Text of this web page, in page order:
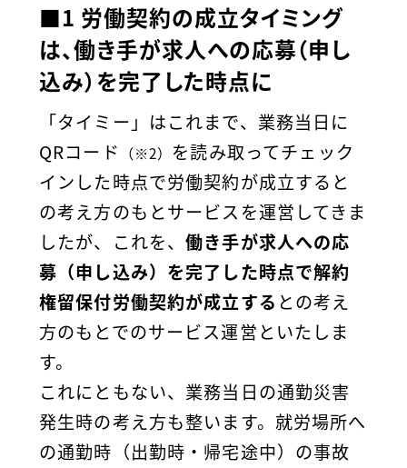
■1 労働契約の成立タイミング
は、働き手が求人への応募（申し
込み）を完了した時点に
「タイミー」はこれまで、業務当日に
QRコード （※2） を読み取ってチェック
インした時点で労働契約が成立すると
の考え方のもとサービスを運営してきま
したが、これを、働き手が求人への応
募（申し込み）を完了した時点で解約
権留保付労働契約が成立する との考え
方のもとでのサービス運営といたしま
す。
これにともない、業務当日の通勤災害
発生時の考え方も整います。就労場所へ
の通勤時（出勤時・帰宅途中）の事故